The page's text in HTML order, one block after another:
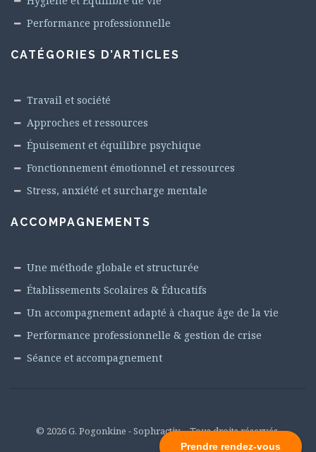
Prendre rendez-vous
Performance professionnelle
CATÉGORIES D’ARTICLES
Travail et société
Approches et ressources
Épuisement et équilibre psychique
Fonctionnement émotionnel et ressources
Stress, anxiété et surcharge mentale
ACCOMPAGNEMENTS
Une méthode globale et structurée
Établissements Scolaires & Éducatifs
Un accompagnement adapté à chaque âge de la vie
Performance professionnelle & gestion de crise
Séance et accompagnement
© 2026 G. Pogonkine - Sophractiv – Tous droits réservés.